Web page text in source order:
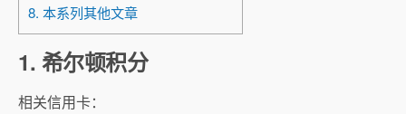
8. 本系列其他文章
1. 希尔顿积分
相关信用卡：